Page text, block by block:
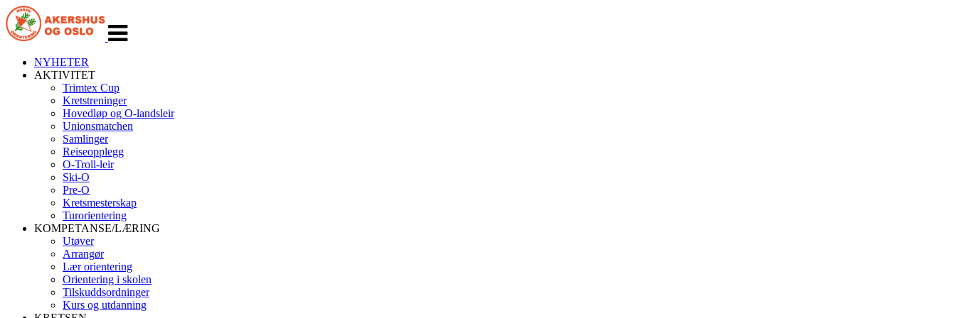
navigasjon
NYHETER
AKTIVITET
Trimtex Cup
Kretstreninger
Hovedløp og O-landsleir
Unionsmatchen
Samlinger
Reiseopplegg
O-Troll-leir
Ski-O
Pre-O
Kretsmesterskap
Turorientering
KOMPETANSE/LÆRING
Utøver
Arrangør
Lær orientering
Orientering i skolen
Tilskuddsordninger
Kurs og utdanning